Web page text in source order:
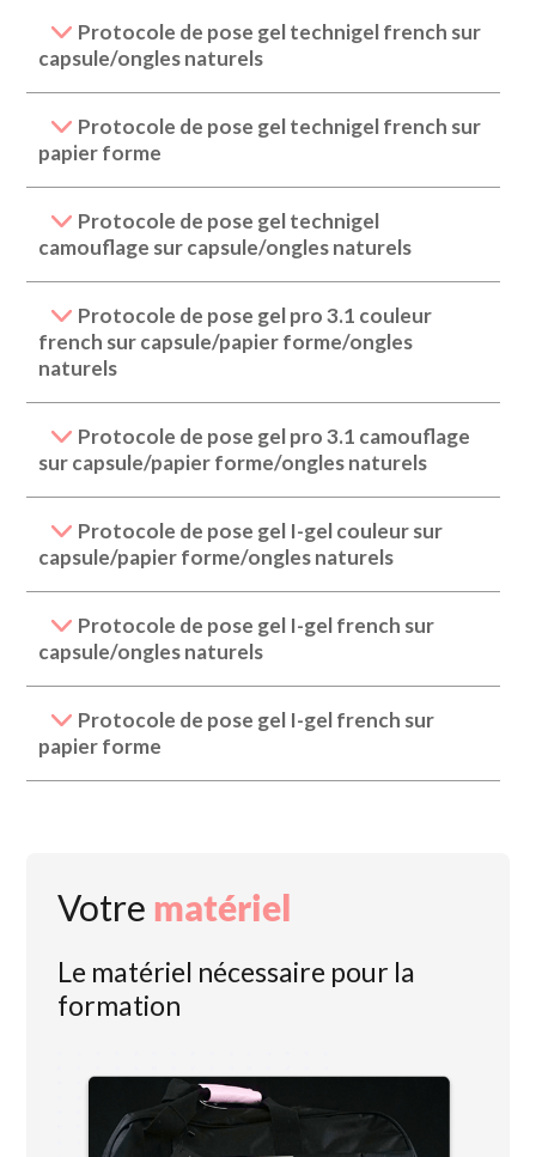
Protocole de pose gel technigel french sur
capsule/ongles naturels
Protocole de pose gel technigel french sur
papier forme
Protocole de pose gel technigel
camouflage sur capsule/ongles naturels
Protocole de pose gel pro 3.1 couleur
french sur capsule/papier forme/ongles
naturels
Protocole de pose gel pro 3.1 camouflage
sur capsule/papier forme/ongles naturels
Protocole de pose gel I-gel couleur sur
capsule/papier forme/ongles naturels
Protocole de pose gel I-gel french sur
capsule/ongles naturels
Protocole de pose gel I-gel french sur
papier forme
Votre matériel
Le matériel nécessaire pour la
formation